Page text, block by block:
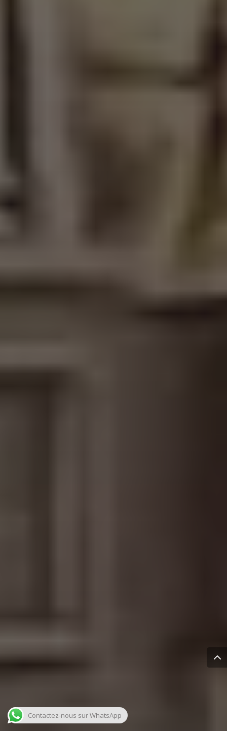
Contactez-nous sur WhatsApp